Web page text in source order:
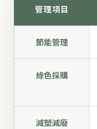
管理項目
節能管理
綠色採購
減塑減廢